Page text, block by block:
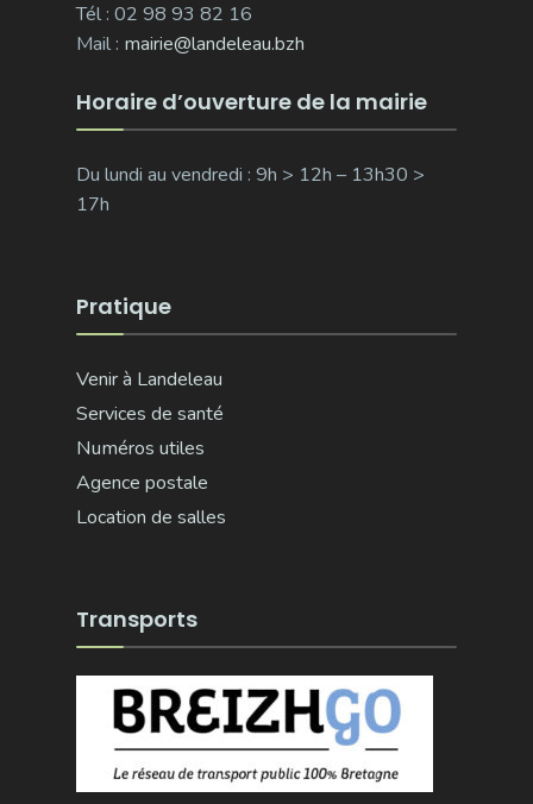
Tél : 02 98 93 82 16
Mail : mairie@landeleau.bzh
Horaire d’ouverture de la mairie
Du lundi au vendredi : 9h > 12h – 13h30 >
17h
Pratique
Venir à Landeleau
Services de santé
Numéros utiles
Agence postale
Location de salles
Transports